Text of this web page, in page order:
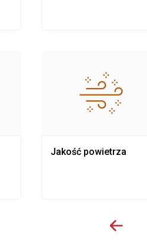
Jakość powietrza